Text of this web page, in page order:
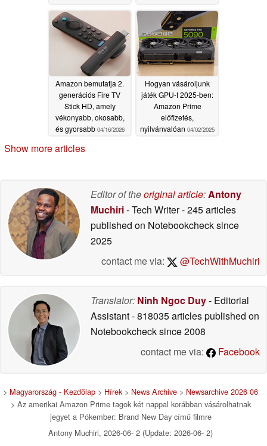
Amazon bemutatja 2.
generációs Fire TV
Stick HD, amely
vékonyabb, okosabb,
és gyorsabb 04/16/2026
Hogyan vásároljunk
játék GPU-t 2025-ben:
Amazon Prime
előfizetés,
nyilvánvalóan 04/02/2025
Show more articles
Editor of theoriginal article:Antony
Muchiri- Tech Writer- 245 articles
published on Notebookchecksince
2025
contact me via:
@TechWithMuchiri
Translator: Ninh Ngoc Duy- Editorial
Assistant- 818035 articles published on
Notebookchecksince 2008
contact me via:
Facebook
> Magyarország - Kezdőlap > Hírek> News Archive > Newsarchive 2026 06
> Az amerikai Amazon Prime tagok két nappal korábban vásárolhatnak
jegyet a Pókember: Brand New Day című filmre
Antony Muchiri, 2026-06- 2 (Update: 2026-06- 2)